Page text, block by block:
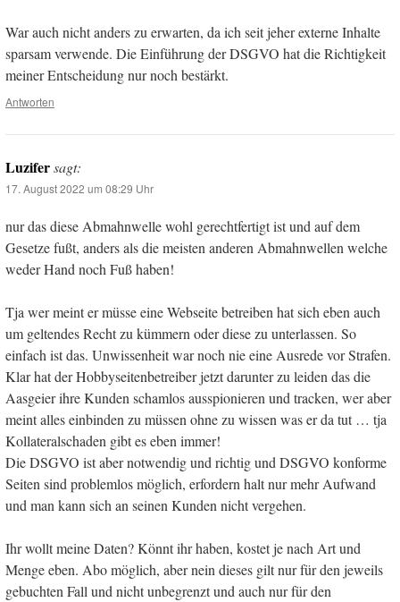
War auch nicht anders zu erwarten, da ich seit jeher externe Inhalte
sparsam verwende. Die Einführung der DSGVO hat die Richtigkeit
meiner Entscheidung nur noch bestärkt.
Antworten
Luzifersagt:
17. August 2022 um 08:29 Uhr
nur das diese Abmahnwelle wohl gerechtfertigt ist und auf dem
Gesetze fußt, anders als die meisten anderen Abmahnwellen welche
weder Hand noch Fuß haben!
Tja wer meint er müsse eine Webseite betreiben hat sich eben auch
um geltendes Recht zu kümmern oder diese zu unterlassen. So
einfach ist das. Unwissenheit war noch nie eine Ausrede vor Strafen.
Klar hat der Hobbyseitenbetreiber jetzt darunter zu leiden das die
Aasgeier ihre Kunden schamlos ausspionieren und tracken, wer aber
meint alles einbinden zu müssen ohne zu wissen was er da tut … tja
Kollateralschaden gibt es eben immer!
Die DSGVO ist aber notwendig und richtig und DSGVO konforme
Seiten sind problemlos möglich, erfordern halt nur mehr Aufwand
und man kann sich an seinen Kunden nicht vergehen.
Ihr wollt meine Daten? Könnt ihr haben, kostet je nach Art und
Menge eben. Abo möglich, aber nein dieses gilt nur für den jeweils
gebuchten Fall und nicht unbegrenzt und auch nur für den